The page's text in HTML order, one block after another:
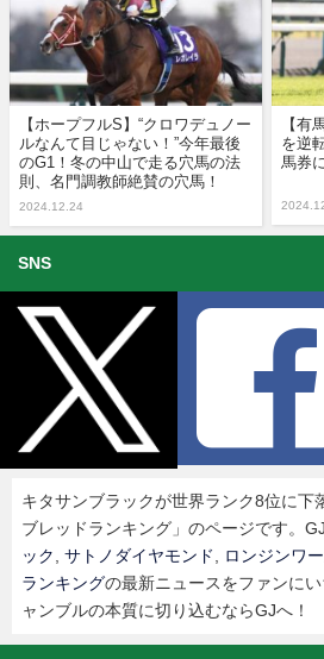
【ホープフルS】“クロワデュノー
ルなんて目じゃない！”今年最後
のG1！冬の中山で走る穴馬の法
則、名門調教師絶賛の穴馬！
2024.12.24
【有
を逆
馬券
SNS
キタサンブラックが世界ランク8位に下
ブレッドランキング」のページです。GJ
ック, サトノダイヤモンド, ロンジンワ
ランキングの最新ニュースをファンに
ャンブルの本質に切り込むならGJへ！